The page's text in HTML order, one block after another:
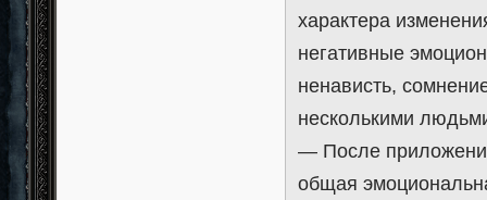
характера
негативные
ненависть,
несколькими
— После
общая